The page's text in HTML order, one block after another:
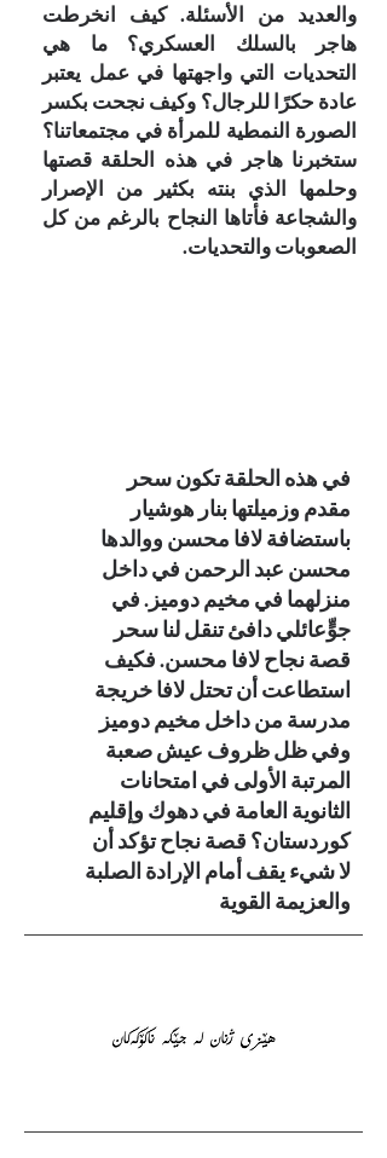
والعديد من الأسئلة. كيف انخرطت
هاجر بالسلك العسكري؟ ما هي
التحديات التي واجهتها في عمل يعتبر
عادة حكرًا للرجال؟ وكيف نجحت بكسر
الصورة النمطية للمرأة في مجتمعاتنا؟
ستخبرنا هاجر في هذه الحلقة قصتها
وحلمها الذي بنته بكثير من الإصرار
والشجاعة فأتاها النجاح بالرغم من كل
الصعوبات والتحديات.
في هذه الحلقة تكون سحر
مقدم وزميلتها بنار هوشيار
باستضافة لافا محسن ووالدها
محسن عبد الرحمن في داخل
منزلهما في مخيم دوميز. في
جوٍّعائلي دافئ تنقل لنا سحر
قصة نجاح لافا محسن. فكيف
استطاعت أن تحتل لافا خريجة
مدرسة من داخل مخيم دوميز
وفي ظل ظروف عيش صعبة
المرتبة الأولى في امتحانات
الثانوية العامة في دهوك وإقليم
كوردستان؟ قصة نجاح تؤكد أن
لا شيء يقف أمام الإرادة الصلبة
والعزيمة القوية